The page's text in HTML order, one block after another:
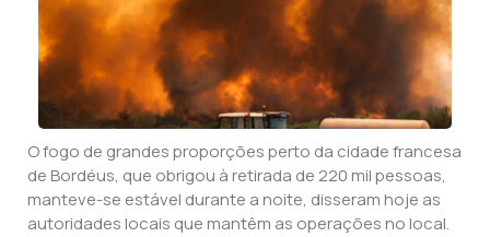
O fogo de grandes proporções perto da cidade francesa
de Bordéus, que obrigou à retirada de 220 mil pessoas,
manteve-se estável durante a noite, disseram hoje as
autoridades locais que mantêm as operações no local.